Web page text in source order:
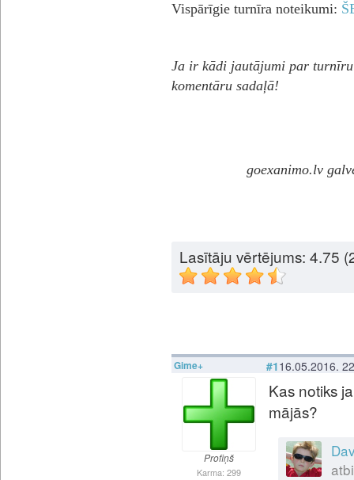
Vispārīgie turnīra noteikumi:
Ja ir kādi jautājumi par
komentāru sadaļā!
goexanimo.lv
Lasītāju vērtējums: 4.75
Gime+
Profiņš
Karma: 299
#116.05.2016.
Kas notiks
mājās?